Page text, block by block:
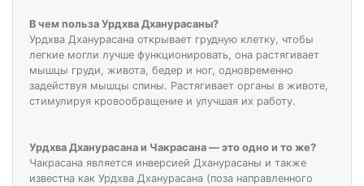
В чем польза Урдхва Дханурасаны?
Урдхва Дханурасана открывает грудную клетку, чтобы
легкие могли лучше функционировать, она растягивает
мышцы груди, живота, бедер и ног, одновременно
задействуя мышцы спины. Растягивает органы в животе,
стимулируя кровообращение и улучшая их работу.
Урдхва Дханурасана и Чакрасана — это одно и то же?
Чакрасана является инверсией Дханурасаны и также
известна как Урдхва Дханурасана (поза направленного